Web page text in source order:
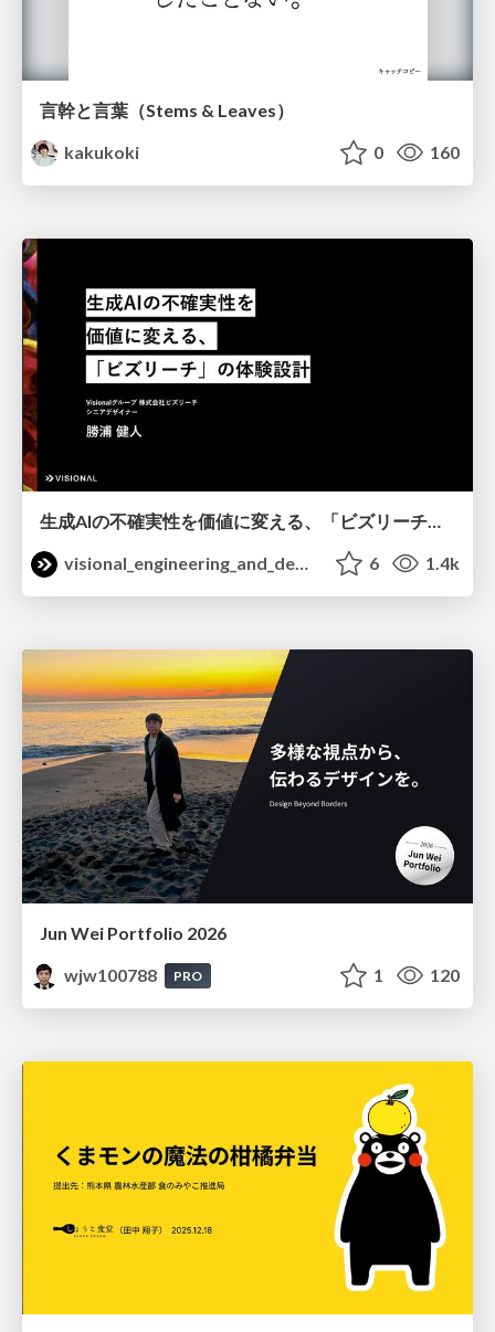
言幹と言葉（Stems & Leaves）
kakukoki
0 160
生成AIの不確実性を価値に変える、「ビズリーチ」の体験設計 / KNOTS2026
visional_engineering_and_design
6 1.4k
Jun Wei Portfolio 2026
wjw100788
PRO 1 120